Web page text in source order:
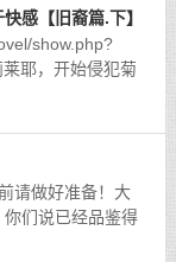
感【旧裔篇.下】
show.php?
耶，开始侵犯菊
松地就捆住了莉
请做好准备！大
们说已经品鉴得
sensei，能够打